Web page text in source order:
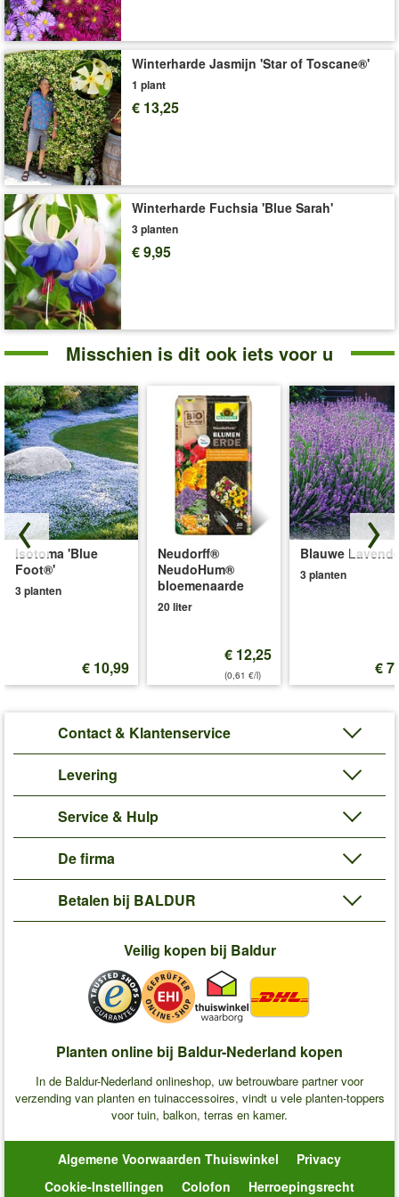
Art.nr.:4154
Levering omvat:10,5 cm-pot
'Petunia'
Plant- en Verzorgingstips
Winterharde Jasmijn 'Star of Toscane®'
1 plant
€ 13,25
Winterharde Fuchsia 'Blue Sarah'
3 planten
€ 9,95
Misschien is dit ook iets voor u
Isotoma 'Blue
Foot®'
3 planten
€ 10,99
Neudorff®
NeudoHum®
bloemenaarde
20 liter
€ 12,25
(0,61 €/l)
Blauwe
3 planten
€
Contact & Klantenservice
Levering
Service & Hulp
De firma
Betalen bij BALDUR
Veilig kopen bij Baldur
Planten online bij Baldur-Nederland kopen
In de Baldur-Nederland onlineshop, uw betrouwbare partner voor
verzending van planten en tuinaccessoires, vindt u vele planten-toppers
voor tuin, balkon, terras en kamer.
Algemene Voorwaarden Thuiswinkel
Privacy
Cookie-Instellingen
Colofon Herroepingsrecht